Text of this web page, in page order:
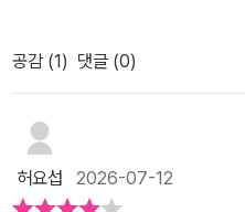
기로 저지른 실수 등 실제로 경
있어 더 큰 공감을 불러온다. 이에
마리가 되어 삶의 힌트를 얻을 수
체적인 기술들이 소개된다. 이는
독립심을 기르고 세상에서 성인
하면 이렇게 알아두면 좋을, 내
려주는 책이라니... 이 보다 더 고
하나다. 인생의 경력직이란 좌절
커지지 않게 막는 법을 아는 사람
니라, 넘어져도 그 한 번으로 끝
기는 만만치 않다. ​삶은 회피가
생의 성패는 달리는 속도보다 결
공감 (1) 댓글 (0)
허요섭 2026-07-12